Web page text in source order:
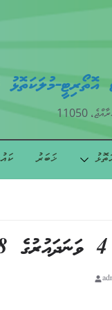
އޮތޯރިޓީ-މުލަކަތޮޅު
ޚަބަރު